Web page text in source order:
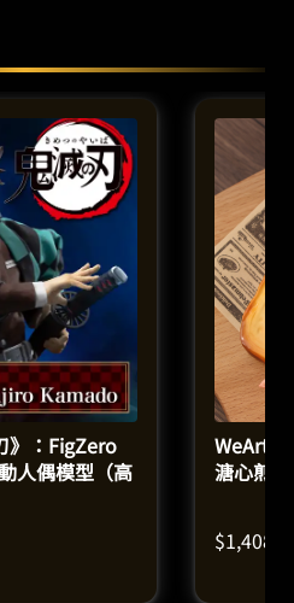
》：FigZero
人偶模型（高
溏心煎
$1,408